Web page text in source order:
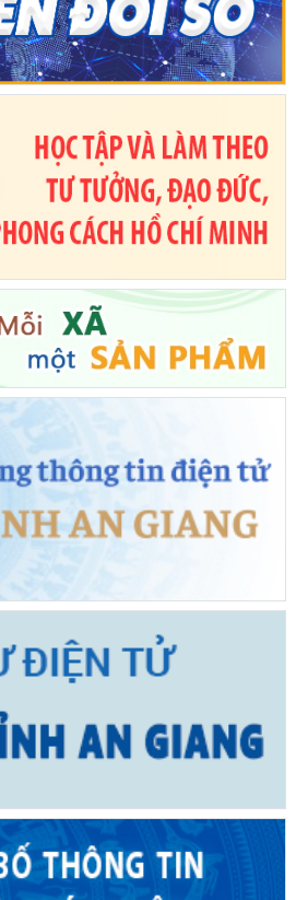
Ban Chỉ đạo, Ban Tổ chức Hội thi
năm 2026
luyện Dân quân cơ động năm